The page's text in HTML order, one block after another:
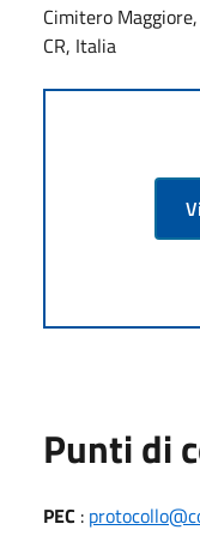
Cimitero
CR, Italia
Punti di
PEC :